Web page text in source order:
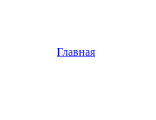
Главная